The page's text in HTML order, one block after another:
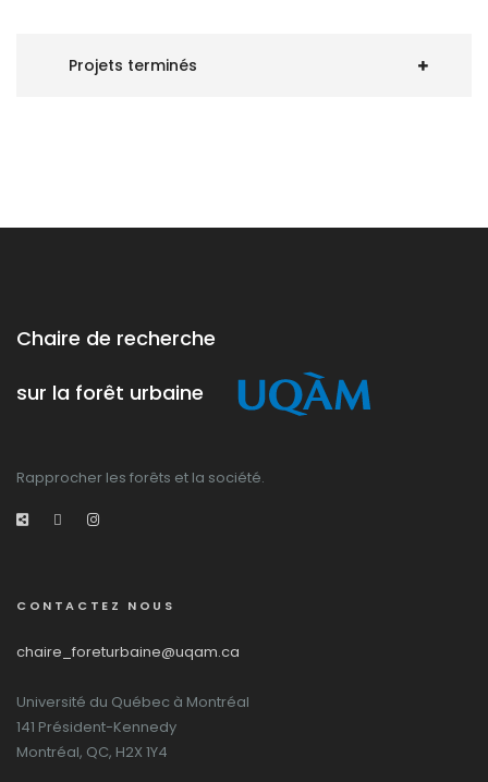
Projets terminés
Chaire de recherche
sur la forêt urbaine
Rapprocher les forêts et la société.
CONTACTEZ NOUS
chaire_foreturbaine@uqam.ca
Université du Québec à Montréal
141 Président-Kennedy
Montréal, QC, H2X 1Y4